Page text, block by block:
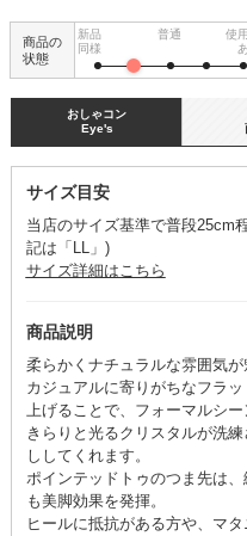
商品の
状態
新品
同様
普通
使
おしゃコン
Eye's
サイズ目安
当店のサイズ基準で普段25cm
記は「LL」)
サイズ詳細はこちら
商品説明
柔らかくナチュラルな雰囲気が
カジュアルに寄りがちなフラ
上げることで、フォーマルシー
きらりと光るクリスタルが洗
ししてくれます。
ポインテッドトゥのつま先は
も美脚効果を発揮。
ヒールに抵抗がある方や、マ